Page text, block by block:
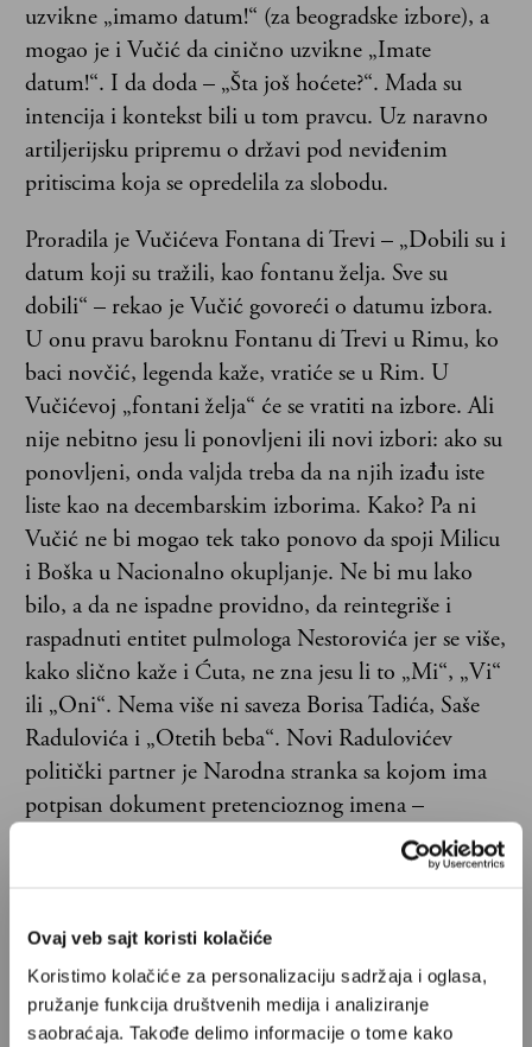
Ovaj veb sajt koristi kolačiće
Koristimo kolačiće za personalizaciju sadržaja i oglasa,
pružanje funkcija društvenih medija i analiziranje
saobraćaja. Takođe delimo informacije o tome kako
uzvikne „imamo datum!“ (za beogradske izbore), a
mogao je i Vučić da cinično uzvikne „Imate
datum!“. I da doda – „Šta još hoćete?“. Mada su
intencija i kontekst bili u tom pravcu. Uz naravno
artiljerijsku pripremu o državi pod neviđenim
pritiscima koja se opredelila za slobodu.
Proradila je Vučićeva Fontana di Trevi – „Dobili su i
datum koji su tražili, kao fontanu želja. Sve su
dobili“ – rekao je Vučić govoreći o datumu izbora.
U onu pravu baroknu Fontanu di Trevi u Rimu, ko
baci novčić, legenda kaže, vratiće se u Rim. U
Vučićevoj „fontani želja“ će se vratiti na izbore. Ali
nije nebitno jesu li ponovljeni ili novi izbori: ako su
ponovljeni, onda valjda treba da na njih izađu iste
liste kao na decembarskim izborima. Kako? Pa ni
Vučić ne bi mogao tek tako ponovo da spoji Milicu
i Boška u Nacionalno okupljanje. Ne bi mu lako
bilo, a da ne ispadne providno, da reintegriše i
raspadnuti entitet pulmologa Nestorovića jer se više,
kako slično kaže i Ćuta, ne zna jesu li to „Mi“, „Vi“
ili „Oni“. Nema više ni saveza Borisa Tadića, Saše
Radulovića i „Otetih beba“. Novi Radulovićev
politički partner je Narodna stranka sa kojom ima
potpisan dokument pretencioznog imena –
Memorandum o izlasku na lokalne izbore – a koju
nakon postizbornog deprimiranja Vuka Jeremića